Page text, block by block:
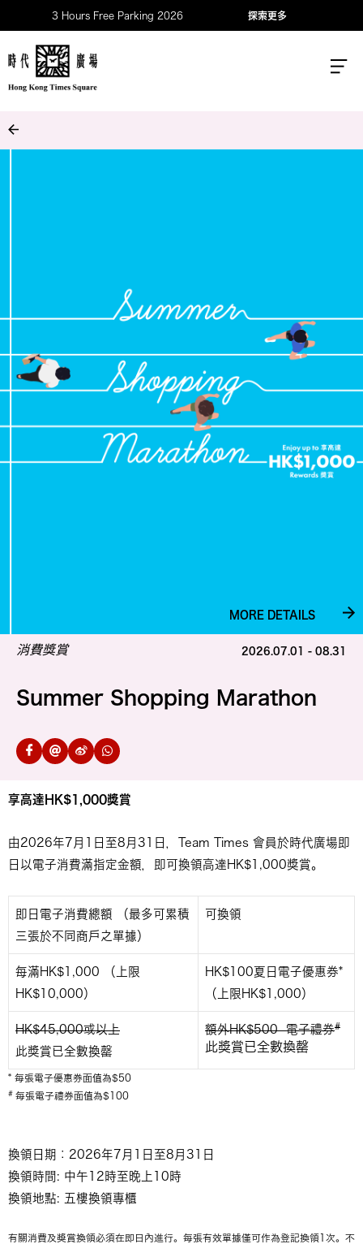
3 Hours Free Parking 2026 探索更多
消費獎賞 2026.07.01 - 08.31
Summer Shopping Marathon
MORE DETAILS
享高達HK$1,000獎賞
由2026年7月1日至8月31日，Team Times 會員於時代廣場即
日以電子消費滿指定金額，即可換領高達HK$1,000獎賞。
即日電子消費總額 （最多可累積
三張於不同商戶之單據）
可換領
每滿HK$1,000 （上限
HK$10,000）
HK$100夏日電子優惠券*
（上限HK$1,000）
此獎賞已全數換罄
額外HK$500 電子禮券#
此獎賞已全數換罄
# 每張電子禮券面值為$100
換領日期：2026年7月1日至8月31日
換領時間: 中午12時至晚上10時
換領地點: 五樓換領專櫃
有關消費及獎賞換領必須在即日內進行。每張有效單據僅可作為登記換領1次。不